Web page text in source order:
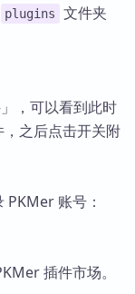
plugins
文件夹
，可以看到此时
之后点击开关附
账号：
插件市场。